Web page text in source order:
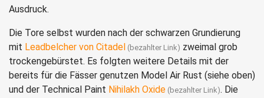
Ausdruck.
Die Tore selbst wurden nach der schwarzen Grundierung
mit Leadbelcher von Citadel
zweimal grob
trockengebürstet. Es folgten weitere Details mit der
bereits für die Fässer genutzen Model Air Rust (siehe oben)
und der Technical Paint Nihilakh Oxide
. Die